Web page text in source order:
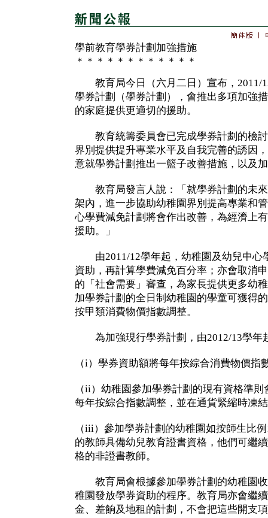
學前教育學券計劃加強措施
＊＊＊＊＊＊＊＊＊＊＊＊
教育局今日（六月二日）宣布，2011/
學券計劃（學券計劃），會推出多項加強
的家庭提供更適切的援助。
教育統籌委員會已完成學券計劃的檢討
界別提供提升專業水平及自我完善的誘因
意就學券計劃推出一籃子改善措施，以及
教育局發言人說：「就學券計劃的未來
架內，進一步協助幼稚園界別提高專業和
心學費減免計劃將會作出改善，為經濟上
援助。」
由2011/12學年起，幼稚園及幼兒中心
資助，再計算學費減免百分率；亦會取消
的「社會需要」審查，為家長提供更多幼
加學券計劃的全日制幼稚園的學童可獲得
按甲類消費物價指數調整。
為加強現行學券計劃，由2012/13學年
（i）學券資助額將每年按綜合消費物價指
（ii）幼稚園參加學券計劃的現有資格準
每年按綜合指數調整，並在通貨緊縮時凍
（iii）參加學券計劃的幼稚園如按師生比
的教師具備幼兒教育證書資格，他們可繼
格的非證書教師。
教育局會根據參加學券計劃的幼稚園收
稚園發放學券資助的程序。教育局亦會繼
金、差餉及地租的計劃，不會把這些開支